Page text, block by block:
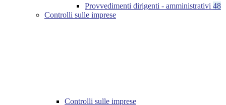
Provvedimenti dirigenti - amministrativi 48
Controlli sulle imprese
Controlli sulle imprese